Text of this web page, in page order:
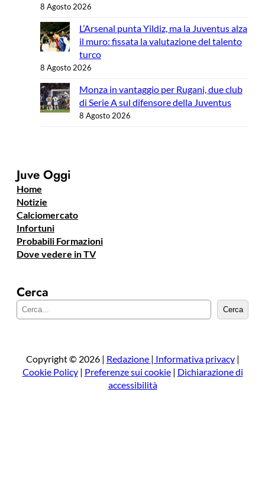
8 Agosto 2026
L’Arsenal punta Yildiz, ma la Juventus alza
il muro: fissata la valutazione del talento
turco
8 Agosto 2026
Monza in vantaggio per Rugani, due club
di Serie A sul difensore della Juventus
8 Agosto 2026
Juve Oggi
Home
Notizie
Calciomercato
Infortuni
Probabili Formazioni
Dove vedere in TV
Cerca
e
a
Cerca
Copyright © 2026 | Redazione | Informativa privacy|
Cookie Policy| Preferenze sui cookie| Dichiarazione di
accessibilità